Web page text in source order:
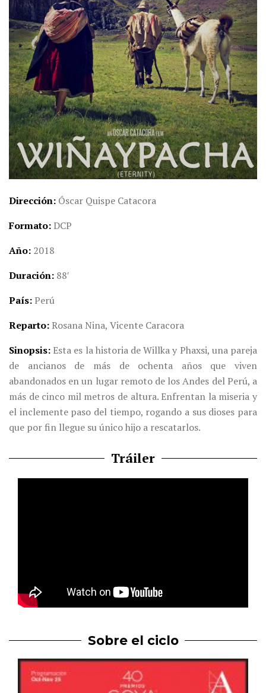
Dirección Óscar Quispe Catacora
Formato DCP
Año 2018
Duración 88′
País Perú
Reparto Rosana Nina, Vicente Caracora
Sinopsis Esta es la historia de Willka y Phaxsi, una pareja
de ancianos de más de ochenta años que viven
abandonados en un lugar remoto de los Andes del Perú, a
más de cinco mil metros de altura. Enfrentan la miseria y
el inclemente paso del tiempo, rogando a sus dioses para
que por fin llegue su único hijo a rescatarlos.
Tráiler
Sobre el ciclo